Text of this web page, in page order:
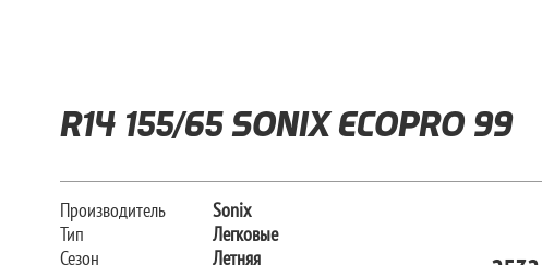
R14 155/65 SONIX ECOPRO 99
Производитель
Sonix
Тип
Легковые
Сезон
Летняя